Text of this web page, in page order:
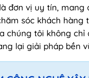
đơn vị uy tín,
sóc khách hàng
chúng tôi không
lại giải pháp bền